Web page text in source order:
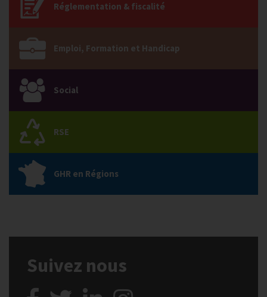
Réglementation & fiscalité
Emploi, Formation et Handicap
Social
RSE
GHR en Régions
Suivez nous